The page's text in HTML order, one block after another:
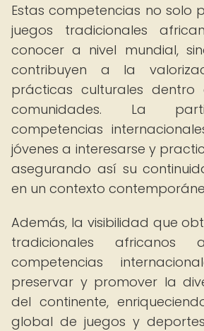
Estas competencias no solo
juegos tradicionales
conocer a nivel mundial,
contribuyen a la
prácticas culturales
comunidades. La
competencias
jóvenes a interesarse y
asegurando así su
en un contexto
Además, la visibilidad que
tradicionales
competencias
preservar y promover la
del continente,
global de juegos y